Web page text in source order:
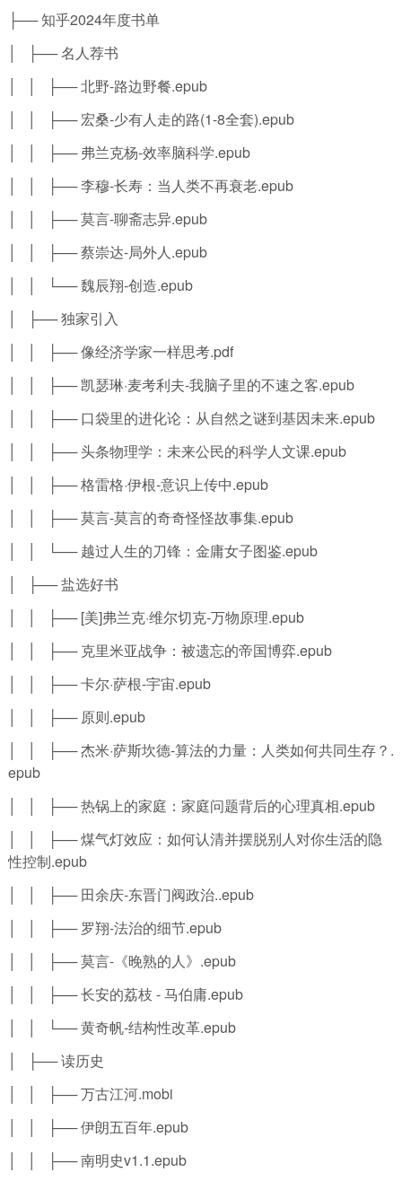
├── 知乎2024年度书单
│ ├── 名人荐书
│ │ ├── 北野-路边野餐.epub
│ │ ├── 宏桑-少有人走的路(1-8全套).epub
│ │ ├── 弗兰克杨-效率脑科学.epub
│ │ ├── 李穆-长寿：当人类不再衰老.epub
│ │ ├── 莫言-聊斋志异.epub
│ │ ├── 蔡崇达-局外人.epub
│ │ └── 魏辰翔-创造.epub
│ ├── 独家引入
│ │ ├── 像经济学家一样思考.pdf
│ │ ├── 凯瑟琳·麦考利夫-我脑子里的不速之客.epub
│ │ ├── 口袋里的进化论：从自然之谜到基因未来.epub
│ │ ├── 头条物理学：未来公民的科学人文课.epub
│ │ ├── 格雷格·伊根-意识上传中.epub
│ │ ├── 莫言-莫言的奇奇怪怪故事集.epub
│ │ └── 越过人生的刀锋：金庸女子图鉴.epub
│ ├── 盐选好书
│ │ ├── [美]弗兰克·维尔切克-万物原理.epub
│ │ ├── 克里米亚战争：被遗忘的帝国博弈.epub
│ │ ├── 卡尔·萨根-宇宙.epub
│ │ ├── 原则.epub
│ │ ├── 杰米·萨斯坎德-算法的力量：人类如何共同生存？.
epub
│ │ ├── 热锅上的家庭：家庭问题背后的心理真相.epub
│ │ ├── 煤气灯效应：如何认清并摆脱别人对你生活的隐
性控制.epub
│ │ ├── 田余庆-东晋门阀政治..epub
│ │ ├── 罗翔-法治的细节.epub
│ │ ├── 莫言-《晚熟的人》.epub
│ │ ├── 长安的荔枝 - 马伯庸.epub
│ │ └── 黄奇帆-结构性改革.epub
│ ├── 读历史
│ │ ├── 万古江河.mobi
│ │ ├── 伊朗五百年.epub
│ │ ├── 南明史v1.1.epub